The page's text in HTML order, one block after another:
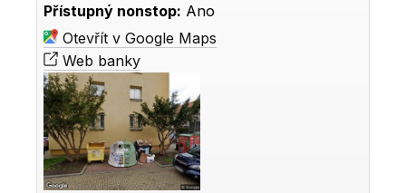
Přístupný nonstop: Ano
Otevřít v Google Maps
Web banky